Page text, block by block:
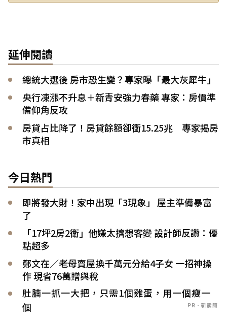
延伸閱讀
總統大選後 房市恐生變？專家曝「最大灰犀牛」
央行凍漲不升息＋新青安強力春藥 專家：房價準
備仰角反攻
房貸占比降了！房貸餘額卻衝15.25兆 專家揭房
市真相
今日熱門
即將發大財！家中出現「3現象」 屋主準備暴富
了
「17坪2房2衛」他嫌太擠想客變 設計師反讚：優
點超多
鄭文在／老母賣屋換千萬元分給4子女 一招神操
作 現省76萬贈與稅
肚腩一抓一大把，只需1個雞蛋，用一個瘦一
個
PR．新素簡